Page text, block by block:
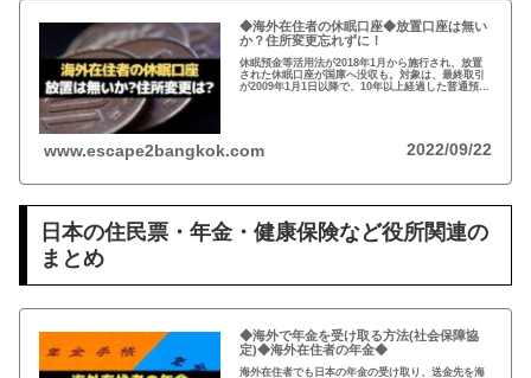
◆海外在住者の休眠口座◆放置口座は無い
か？住所変更忘れずに！
休眠預金等活用法が2018年1月から施行され、放置
された休眠口座が国庫へ没収も。対象は、最終取引
が2009年1月1日以降で、10年以上経過した普通預
www.escape2bangkok.com 2022/09/22
日本の住民票・年金・健康保険など役所関連の
まとめ
◆海外で年金を受け取る方法(社会保障協
定)◆海外在住者の年金◆
海外在住者でも日本の年金の受け取り、送金先を海